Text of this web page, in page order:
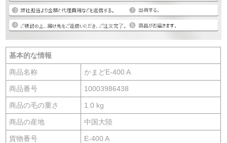
基本的な情報
商品名称 かまどE-400 A
商品番号 10003986438
商品の毛の重さ 1.0 kg
商品の産地 中国大陸
貨物番号 E-400 A